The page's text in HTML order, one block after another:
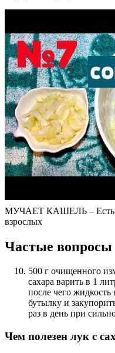
МУЧАЕТ КАШЕЛЬ – Есть
взрослых
Частые вопросы
500 г очищенного
сахара варить в 1
после чего жидкость
бутылку и
раз в день при
Чем полезен лук с